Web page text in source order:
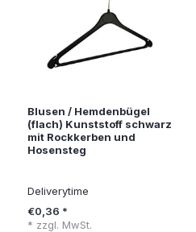
Blusen / Hemdenbügel
(flach) Kunststoff schwarz
mit Rockkerben und
Hosensteg
Deliverytime
€0,36 *
* zzgl. MwSt.